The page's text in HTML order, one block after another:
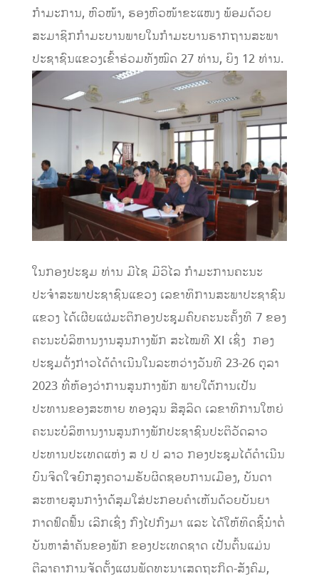
ກຳມະການ, ຫົວໜ້າ, ຮອງຫົວໜ້າຂະແໜງ ພ້ອມດ້ວຍ
ສະມາຊິກກຳມະບານພາຍໃນກຳມະບານຮາກຖານສະພາ
ປະຊາຊົນແຂວງເຂົ້າຮ່ວມທັງໝົດ 27 ທ່ານ, ຍິງ 12 ທ່ານ.
ໃນກອງປະຊຸມ ທ່ານ ມີໄຊ ມີວິໄລ ກຳມະການຄະນະ
ປະຈຳສະພາປະຊາຊົນແຂວງ ເລຂາທິການສະພາປະຊາຊົນ
ແຂວງ ໄດ້ເຜີຍແຜ່ມະຕິກອງປະຊຸມຄົບຄະນະຄັ້ງທີ 7 ຂອງ
ຄະນະບໍລິຫານງານສູນກາງພັກ ສະໄໝທີ XI ເຊິ່ງ ກອງ
ປະຊຸມດັ່ງກ່າວໄດ້ດຳເນີນໃນລະຫວ່າງວັນທີ 23-26 ຕຸລາ
2023 ທີ່ຫ້ອງວ່າການສູນກາງພັກ ພາຍໃຕ້ການເປັນ
ປະທານຂອງສະຫາຍ ທອງລຸນ ສີສຸລິດ ເລຂາທິການໃຫຍ່
ຄະນະບໍລິຫານງານສູນກາງພັກປະຊາຊົນປະຕິວັດລາວ
ປະທານປະເທດແຫ່ງ ສ ປ ປ ລາວ ກອງປະຊຸມໄດ້ດຳເນີນ
ບົນຈິດໃຈຍົກສູງຄວາມຮັບຜິດຊອບການເມືອງ, ບັນດາ
ສະຫາຍສູນກາງຳດ້ສຸມໃສ່ປະກອບຄຳເຫັນດ້ວຍບັນຍາ
ກາດຟົດຟຶ້ນ ເລີກເຊິ່ງ ກົງໄປກົງມາ ແລະ ໄດ້ໃຫ້ທິດຊີ້ນຳຕໍ່
ບັນຫາສຳຄັນຂອງພັກ ຂອງປະເທດຊາດ ເປັນຕົ້ນແມ່ນ
ຕີລາຄາການຈັດຕັ້ງແຜນພັດທະນາເສດຖະກິດ-ສັງຄົມ,